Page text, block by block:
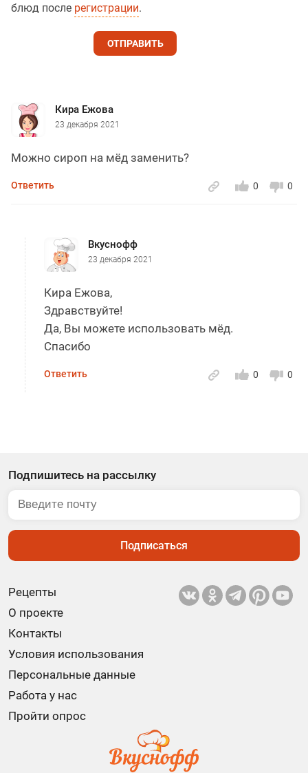
блюд после регистрации.
ОТПРАВИТЬ
Кира Ежова
23 декабря 2021
Можно сироп на мёд заменить?
0
0
Ответить
Вкуснофф
23 декабря 2021
Кира Ежова,
Здравствуйте!
Да, Вы можете использовать мёд.
Спасибо
0
0
Ответить
Рецепты
О проекте
Контакты
Условия использования
Персональные данные
Работа у нас
Пройти опрос
Подпишитесь на рассылку
Подписаться